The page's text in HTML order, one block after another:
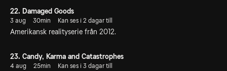
22. Damaged Goods
3 aug 30min Kan ses i 2 dagar till
Amerikansk realityserie från 2012.
23. Candy, Karma and Catastrophes
4 aug 25min Kan ses i 3 dagar till